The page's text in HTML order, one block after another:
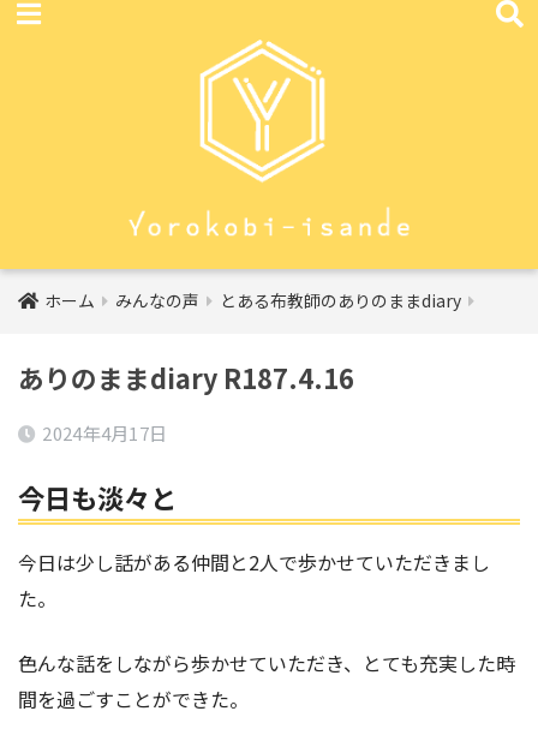
ホーム みんなの声 とある布教師のありのままdiary
ありのままdiary R187.4.16
2024年4月17日
今日も淡々と
今日は少し話がある仲間と2人で歩かせていただきまし
た。
色んな話をしながら歩かせていただき、とても充実した時
間を過ごすことができた。